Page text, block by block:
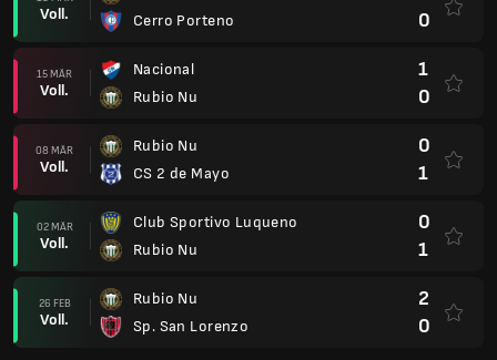
Voll.
Sp. San Lorenzo
0
20 FEB
Voll.
Club Libertad Asuncion
Rubio Nu
0
1
14 FEB
Voll.
Club Olimpia
Rubio Nu
0
0
07 FEB
Voll.
Rubio Nu
Sportivo Trinidense
0
1
01 FEB
Voll.
Club Guarani Asuncion
Rubio Nu
4
0